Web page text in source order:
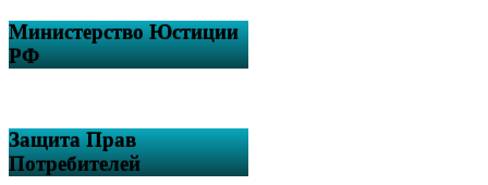
Министерство Юстиции
РФ
Защита Прав
Потребителей